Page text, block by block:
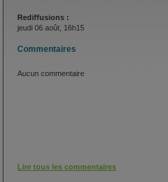
Rediffusions :
jeudi 06 août, 16h15
Commentaires
Aucun commentaire
Lire tous les commentaires